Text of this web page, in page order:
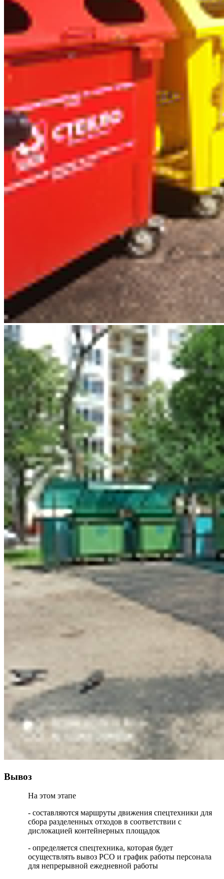
Вывоз
На этом этапе
- составляются маршруты движения спецтехники для
сбора разделенных отходов в соответствии с
дислокацией контейнерных площадок
- определяется спецтехника, которая будет
осуществлять вывоз РСО и график работы персонала
для непрерывной ежедневной работы